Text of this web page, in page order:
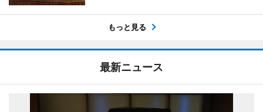
もっと見る
最新ニュース